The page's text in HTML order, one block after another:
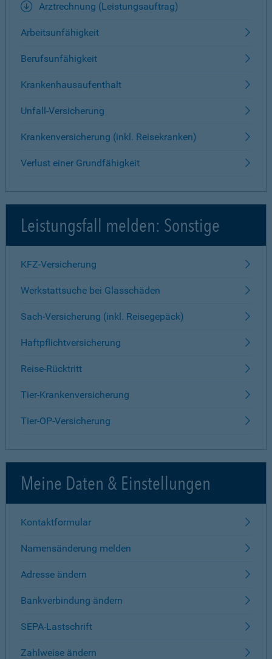
Arztrechnung (Leistungsauftrag)
Arbeitsunfähigkeit
Berufsunfähigkeit
Krankenhausaufenthalt
Unfall-Versicherung
Krankenversicherung (inkl. Reisekranken)
Verlust einer Grundfähigkeit
Leistungsfall melden: Sonstige
KFZ-Versicherung
Werkstattsuche bei Glasschäden
Sach-Versicherung (inkl. Reisegepäck)
Haftpflichtversicherung
Reise-Rücktritt
Tier-Krankenversicherung
Tier-OP-Versicherung
Meine Daten & Einstellungen
Kontaktformular
Namensänderung melden
Adresse ändern
Bankverbindung ändern
SEPA-Lastschrift
Zahlweise ändern